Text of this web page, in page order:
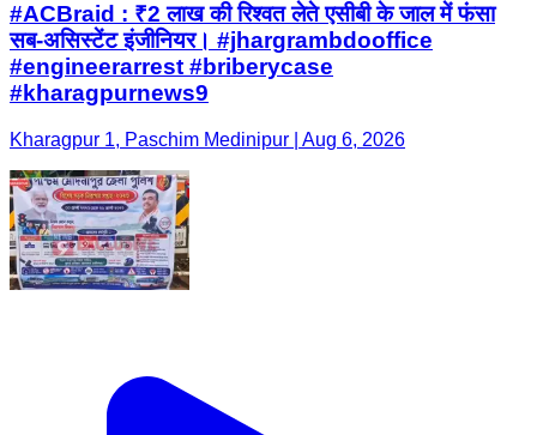
#ACBraid : ₹2 लाख की रिश्वत लेते एसीबी के जाल में फंसा
सब-असिस्टेंट इंजीनियर। #jhargrambdooffice
#engineerarrest #briberycase
#kharagpurnews9
Kharagpur 1, Paschim Medinipur | Aug 6, 2026